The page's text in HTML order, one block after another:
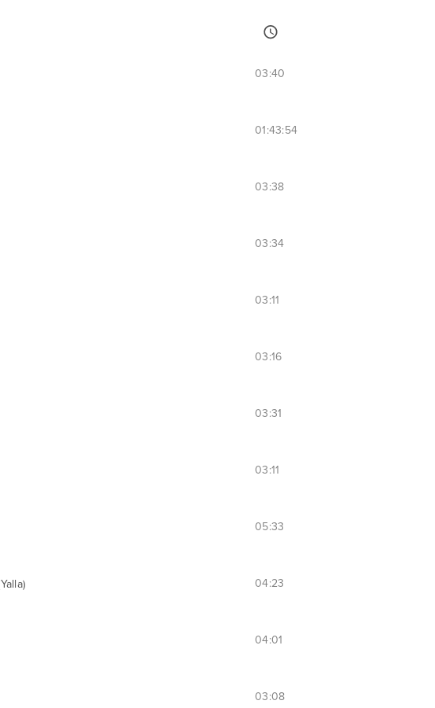
03:40
01:43:54
03:38
03:34
03:11
03:16
03:31
03:11
05:33
04:23
04:01
03:08